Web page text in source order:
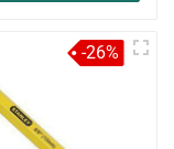
-26%